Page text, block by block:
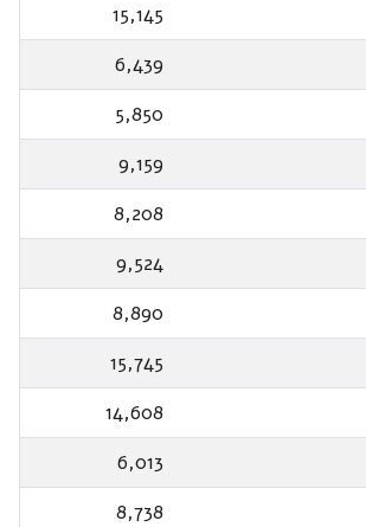
15,145
6,439
5,850
9,159
8,208
9,524
8,890
15,745
14,608
6,013
8,738